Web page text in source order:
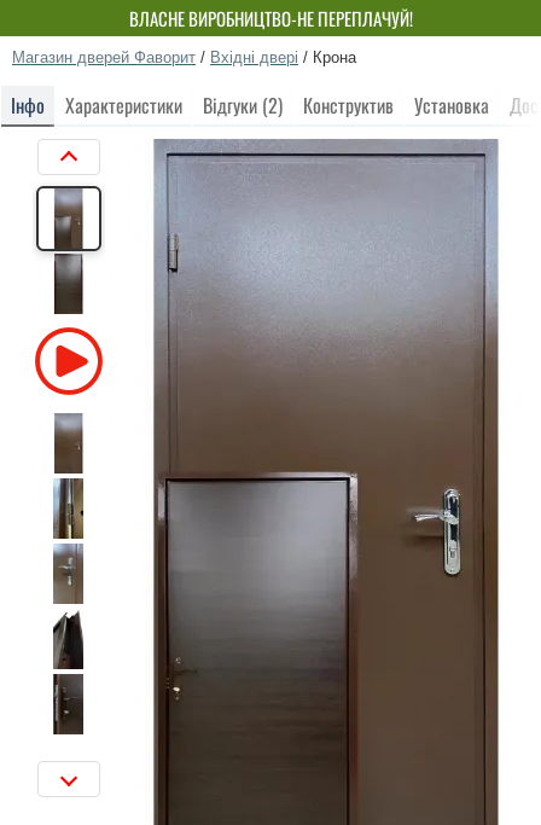
ВЛАСНЕ ВИРОБНИЦТВО-НЕ ПЕРЕПЛАЧУЙ!
Магазин дверей Фаворит / Вхідні двері / Крона
Інфо Характеристики Відгуки (2) Конструктив Установка